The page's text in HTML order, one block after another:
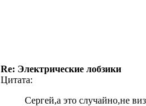
Re: Электрические лобзики
Цитата:
Сергей,а это случайно,не